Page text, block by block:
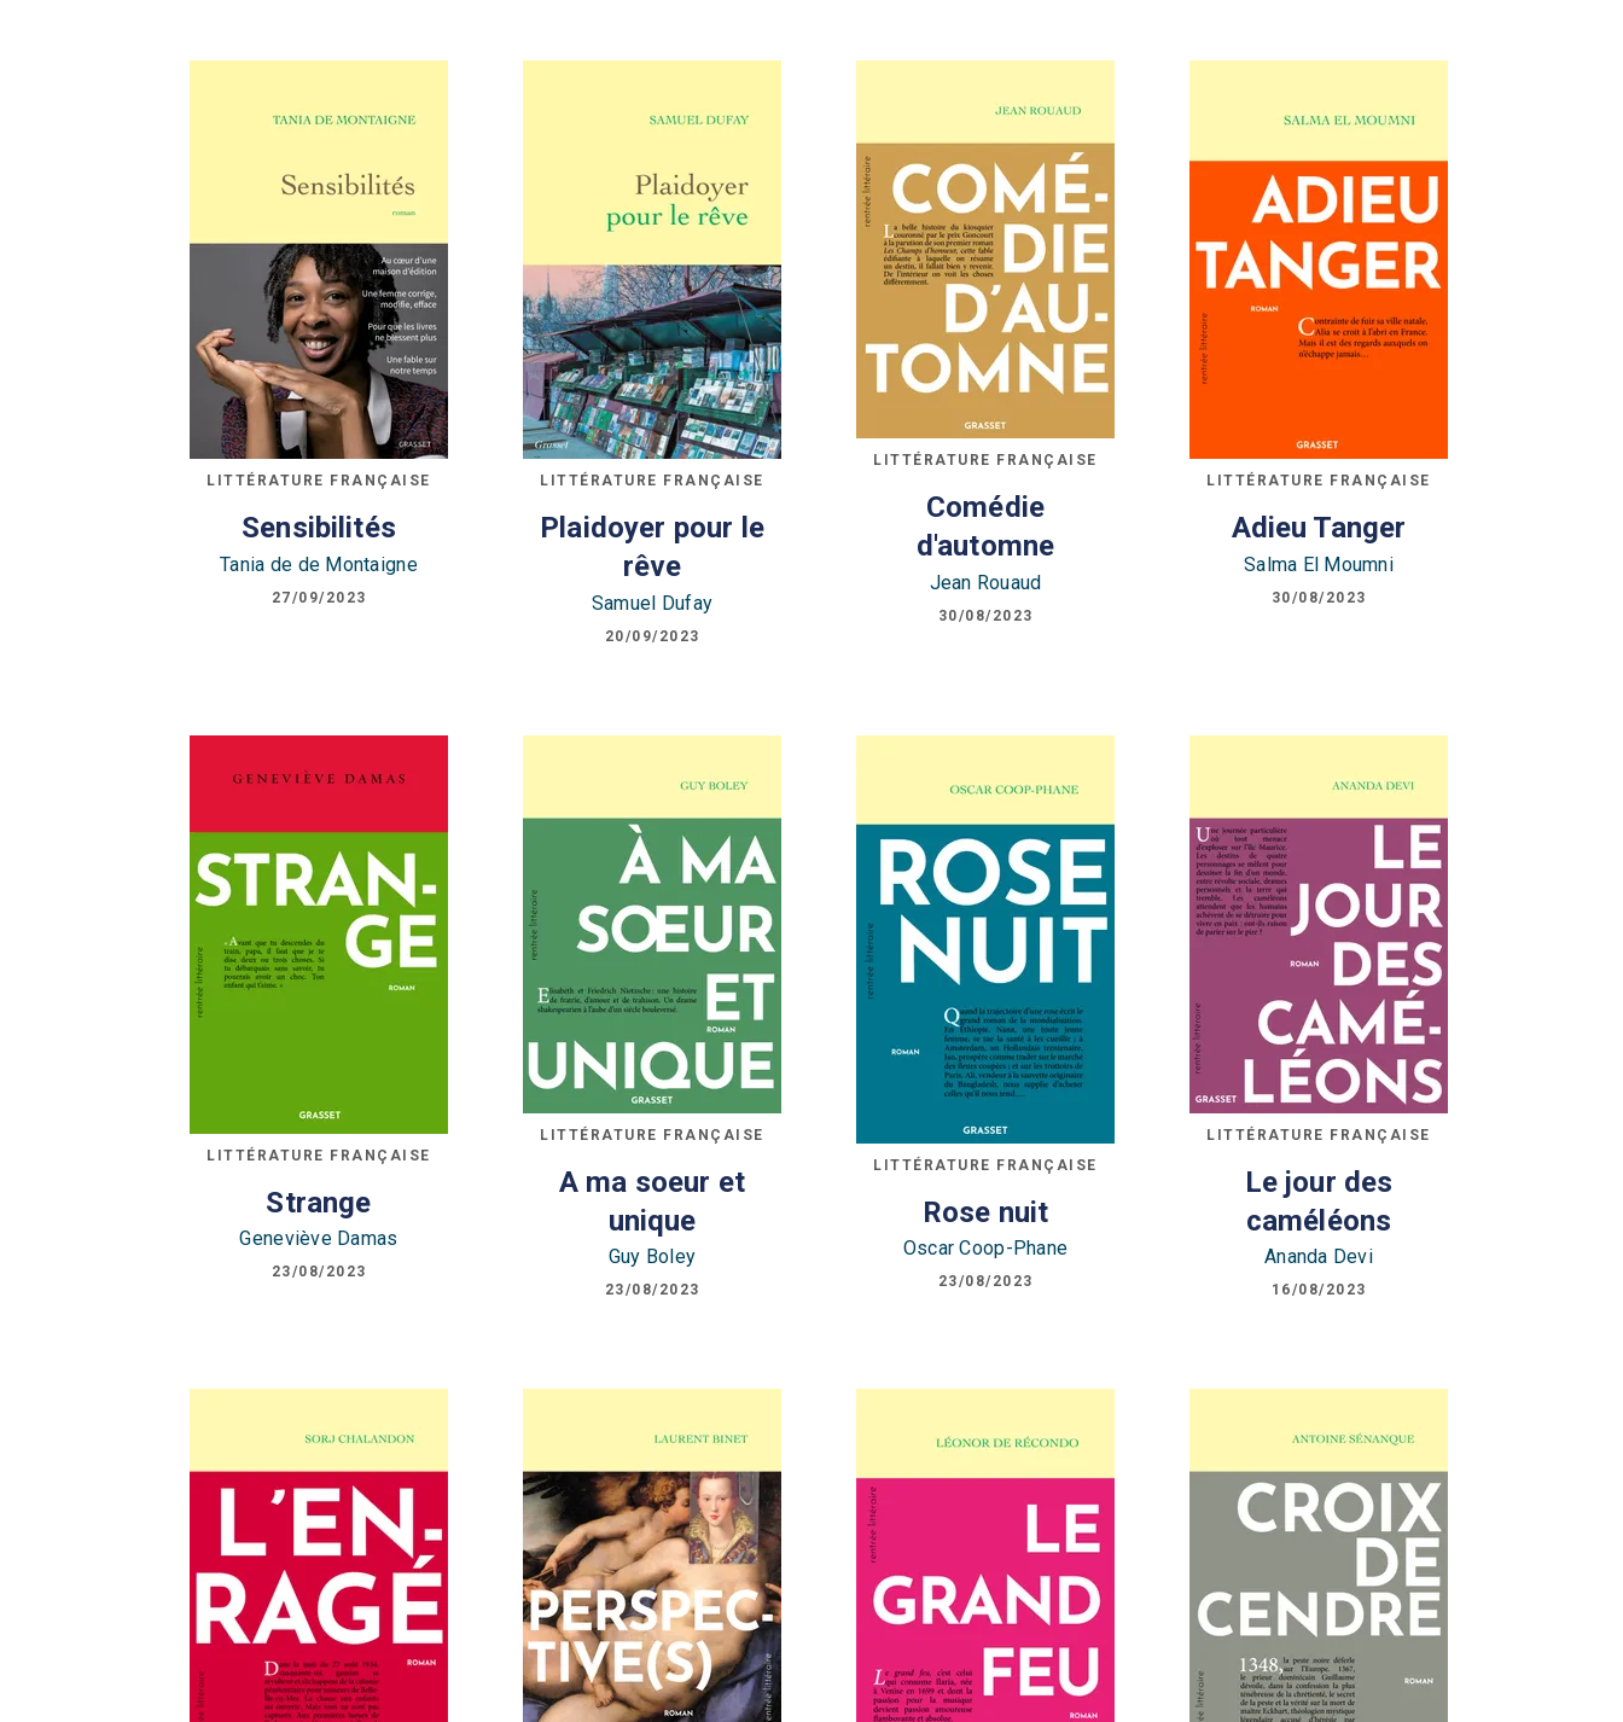
LITTÉRATURE FRANÇAISE
Sensibilités
Tania de de Montaigne
27/09/2023
LITTÉRATURE FRANÇAISE
Plaidoyer pour le
rêve
Samuel Dufay
20/09/2023
LITTÉRATURE FRANÇAISE
Comédie
d'automne
Jean Rouaud
30/08/2023
LITTÉRATURE FRANÇAISE
Adieu Tanger
Salma El Moumni
30/08/2023
LITTÉRATURE FRANÇAISE
Strange
Geneviève Damas
23/08/2023
LITTÉRATURE FRANÇAISE
A ma soeur et
unique
Guy Boley
23/08/2023
LITTÉRATURE FRANÇAISE
Rose nuit
Oscar Coop-Phane
23/08/2023
LITTÉRATURE FRANÇAISE
Le jour des
caméléons
Ananda Devi
16/08/2023